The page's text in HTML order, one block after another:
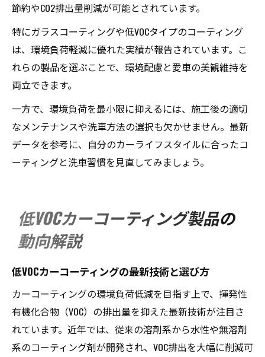
節約やCO2排出量削減が可能とされています。
特にガラスコーティングや低VOCタイプのコーティング
は、環境負荷軽減に優れた実績が報告されています。こ
れらの製品を選ぶことで、環境配慮と愛車の美観維持を
両立できます。
一方で、環境負荷を最小限に抑えるには、施工後の適切
なメンテナンスや洗車方法の選択も欠かせません。最新
データを参考に、自分のカーライフスタイルに合ったコ
ーティングと洗車習慣を見直してみましょう。
低VOCカーコーティング製品の
動向解説
低VOCカーコーティングの最新技術と選び方
カーコーティングの環境負荷低減を目指す上で、揮発性
有機化合物（VOC）の排出量を抑えた最新技術が注目さ
れています。近年では、従来の溶剤系から水性や無溶剤
系のコーティング剤が開発され、VOC排出を大幅に削減可